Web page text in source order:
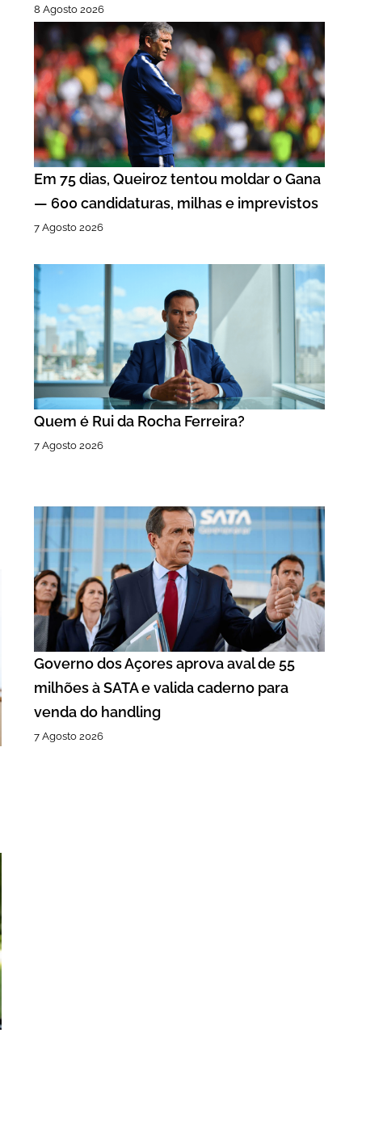
8 Agosto 2026
Em 75 dias, Queiroz tentou moldar o Gana
— 600 candidaturas, milhas e imprevistos
7 Agosto 2026
Quem é Rui da Rocha Ferreira?
7 Agosto 2026
Governo dos Açores aprova aval de 55
milhões à SATA e valida caderno para
venda do handling
7 Agosto 2026